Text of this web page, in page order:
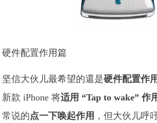
硬件配置作用篇
坚信大伙儿最希望的還是硬件配置作
新款 iPhone 将适用 “Tap to wake” 作
常说的点一下唤起作用 ，但大伙儿呼